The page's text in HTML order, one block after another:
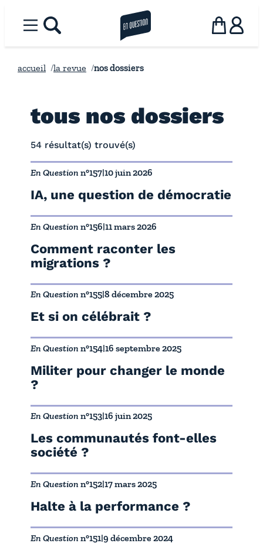
Menurechercher la revue en questionPanier
accueil la revue nos dossiers
tous nos dossiers
54 résultat(s) trouvé(s)
IA, une question de démocratie
En Question n°157|10 juin 2026
Comment raconter les
migrations ?
En Question n°156|11 mars 2026
Et si on célébrait ?
En Question n°155|8 décembre 2025
Militer pour changer le monde
?
En Question n°154|16 septembre 2025
Les communautés font-elles
société ?
En Question n°153|16 juin 2025
Halte à la performance ?
En Question n°152|17 mars 2025
En Question n°151|9 décembre 2024